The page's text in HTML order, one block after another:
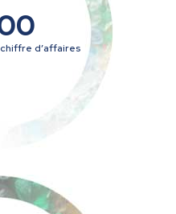
chiffre d’affaires